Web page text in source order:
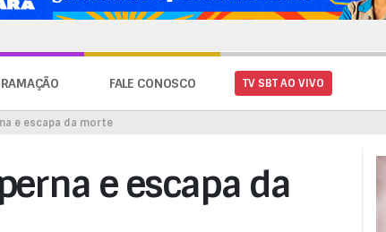
FALE CONOSCO TV SBT AO VIVO
e escapa da morte
e escapa da